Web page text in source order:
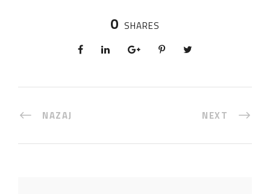
0 SHARES
NAZAJ NEXT